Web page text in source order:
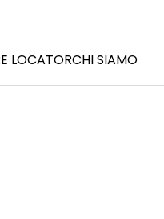
LOCATORCHI SIAMO